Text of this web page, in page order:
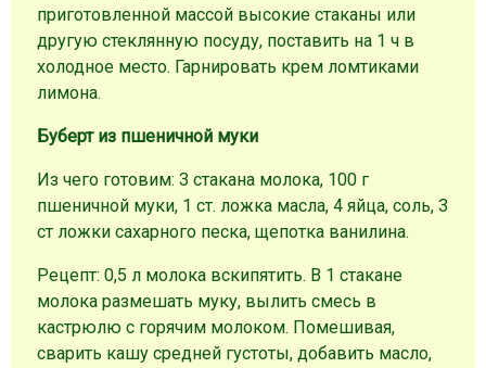
приготовленной массой высокие стаканы или
другую стеклянную посуду, поставить на 1 ч в
холодное место. Гарнировать крем ломтиками
лимона.
Буберт из пшеничной муки
Из чего готовим: 3 стакана молока, 100 г
пшеничной муки, 1 ст. ложка масла, 4 яйца, соль, 3
ст ложки сахарного песка, щепотка ванилина.
Рецепт: 0,5 л молока вскипятить. В 1 стакане
молока размешать муку, вылить смесь в
кастрюлю с горячим молоком. Помешивая,
сварить кашу средней густоты, добавить масло,